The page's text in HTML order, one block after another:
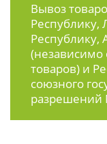
Вывоз
Республику,
(независимо
товаров) и
союзного
разрешений